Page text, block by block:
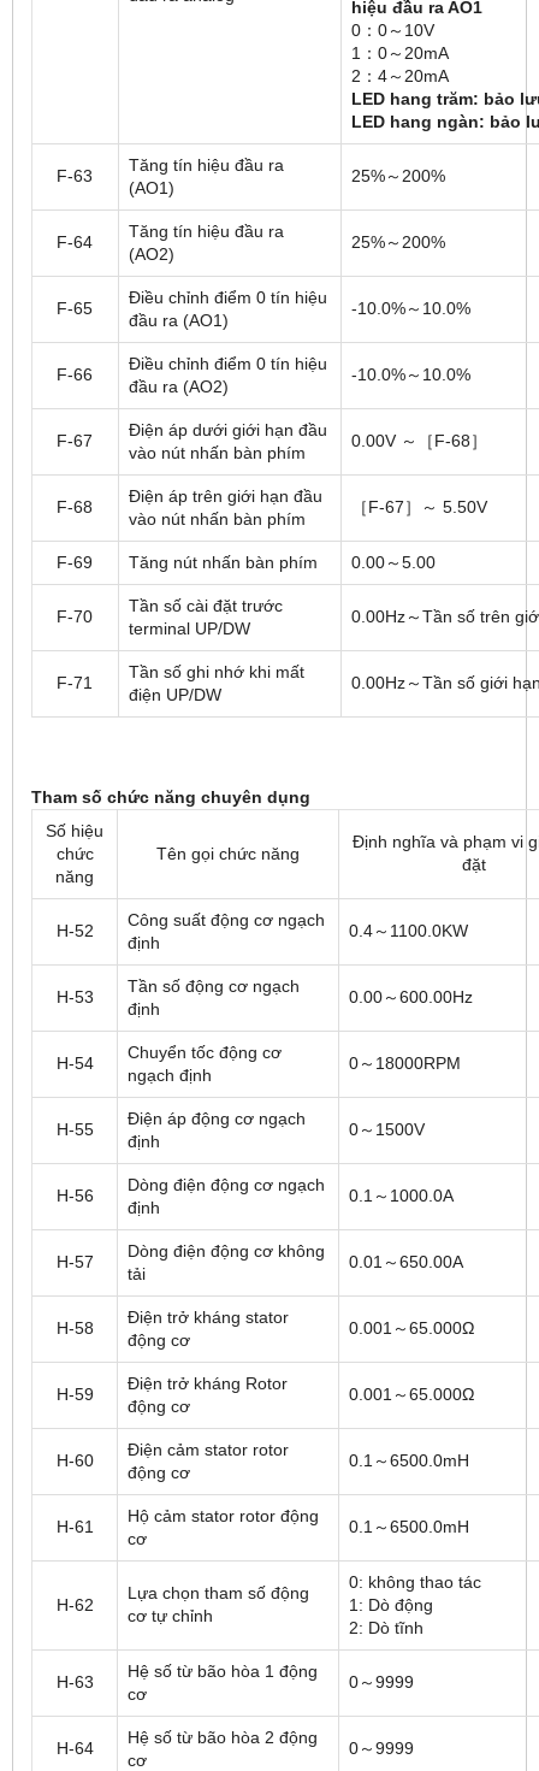
hiệu đầu ra AO1
0：0～10V
1：0～20mA
2：4～20mA
LED hang trăm: bảo
LED hang ngàn: bảo
F-63
Tăng tín hiệu đầu ra
(AO1)
25%～200%
F-64
Tăng tín hiệu đầu ra
(AO2)
25%～200%
F-65
Điều chỉnh điểm 0 tín hiệu
đầu ra (AO1)
-10.0%～10.0%
F-66
Điều chỉnh điểm 0 tín hiệu
đầu ra (AO2)
-10.0%～10.0%
F-67
Điện áp dưới giới hạn đầu
vào nút nhấn bàn phím
0.00V ～［F-68］
F-68
Điện áp trên giới hạn đầu
vào nút nhấn bàn phím
［F-67］～ 5.50V
F-69 Tăng nút nhấn bàn phím 0.00～5.00
F-70
Tần số cài đặt trước
terminal UP/DW
0.00Hz～Tần số trên
F-71
Tần số ghi nhớ khi mất
điện UP/DW
0.00Hz～Tần số giới
Tham số chức năng chuyên dụng
Số hiệu
chức
năng
Tên gọi chức năng
Định nghĩa và phạm vi
đặt
H-52
Công suất động cơ ngạch
định
0.4～1100.0KW
H-53
Tần số động cơ ngạch
định
0.00～600.00Hz
H-54
Chuyển tốc động cơ
ngạch định
0～18000RPM
H-55
Điện áp động cơ ngạch
định
0～1500V
H-56
Dòng điện động cơ ngạch
định
0.1～1000.0A
H-57
Dòng điện động cơ không
tải
0.01～650.00A
H-58
Điện trở kháng stator
động cơ
0.001～65.000Ω
H-59
Điện trở kháng Rotor
động cơ
0.001～65.000Ω
H-60
Điện cảm stator rotor
động cơ
0.1～6500.0mH
H-61
Hộ cảm stator rotor động
cơ
0.1～6500.0mH
H-62
Lựa chọn tham số động
cơ tự chỉnh
0: không thao tác
1: Dò động
2: Dò tĩnh
H-63
Hệ số từ bão hòa 1 động
cơ
0～9999
H-64
Hệ số từ bão hòa 2 động
cơ
0～9999